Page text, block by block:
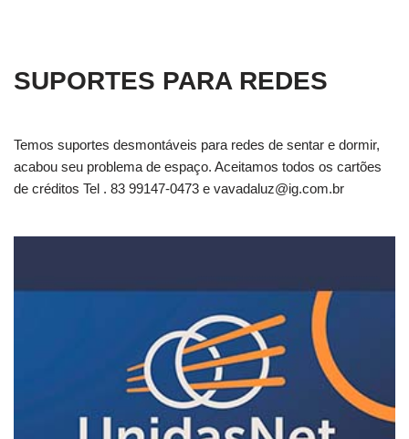
SUPORTES PARA REDES
Temos suportes desmontáveis para redes de sentar e dormir,
acabou seu problema de espaço. Aceitamos todos os cartões
de créditos Tel . 83 99147-0473 e vavadaluz@ig.com.br